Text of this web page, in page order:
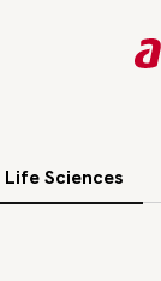
Sciences